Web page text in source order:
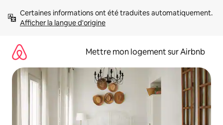
directement
Afficher la langue d'origine
Mettre mon logement sur Airbnb